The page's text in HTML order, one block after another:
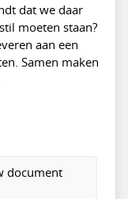
dat we daar
moeten staan?
aan een
Samen maken
document